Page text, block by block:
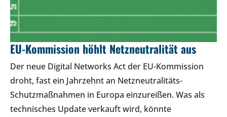
EU-Kommission höhlt Netzneutralität aus
Der neue Digital Networks Act der EU-Kommission
droht, fast ein Jahrzehnt an Netzneutralitäts-
Schutzmaßnahmen in Europa einzureißen. Was als
technisches Update verkauft wird, könnte